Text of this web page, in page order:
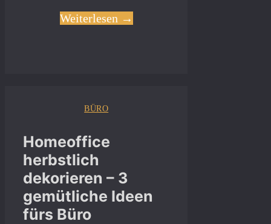
Weiterlesen →
BÜRO
Homeoffice
herbstlich
dekorieren – 3
gemütliche Ideen
fürs Büro